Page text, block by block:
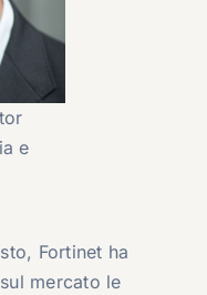
e
Fortinet ha
mercato le